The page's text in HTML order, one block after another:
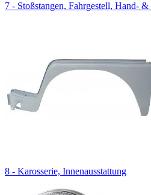
7 - Stoßstangen, Fahrgestell, Hand- &
8 - Karosserie, Innenausstattung